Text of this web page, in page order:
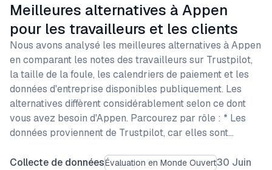
Meilleures alternatives à Appen
pour les travailleurs et les clients
Nous avons analysé les meilleures alternatives à Appen
en comparant les notes des travailleurs sur Trustpilot,
la taille de la foule, les calendriers de paiement et les
données d'entreprise disponibles publiquement. Les
alternatives diffèrent considérablement selon ce dont
vous avez besoin d'Appen. Parcourez par rôle : * Les
données proviennent de Trustpilot, car elles sont…
Collecte de donnéesÉvaluation en Monde Ouvert30 Juin